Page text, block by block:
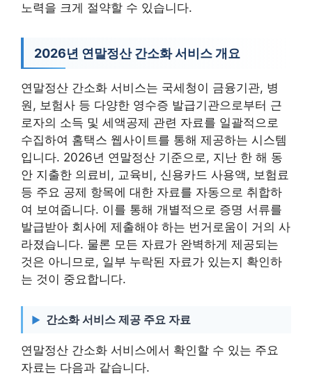
노력을 크게 절약할 수 있습니다.
2026년 연말정산 간소화 서비스 개요
연말정산 간소화 서비스는 국세청이 금융기관, 병
원, 보험사 등 다양한 영수증 발급기관으로부터 근
로자의 소득 및 세액공제 관련 자료를 일괄적으로
수집하여 홈택스 웹사이트를 통해 제공하는 시스템
입니다. 2026년 연말정산 기준으로, 지난 한 해 동
안 지출한 의료비, 교육비, 신용카드 사용액, 보험료
등 주요 공제 항목에 대한 자료를 자동으로 취합하
여 보여줍니다. 이를 통해 개별적으로 증명 서류를
발급받아 회사에 제출해야 하는 번거로움이 거의 사
라졌습니다. 물론 모든 자료가 완벽하게 제공되는
것은 아니므로, 일부 누락된 자료가 있는지 확인하
는 것이 중요합니다.
간소화 서비스 제공 주요 자료
연말정산 간소화 서비스에서 확인할 수 있는 주요
자료는 다음과 같습니다.